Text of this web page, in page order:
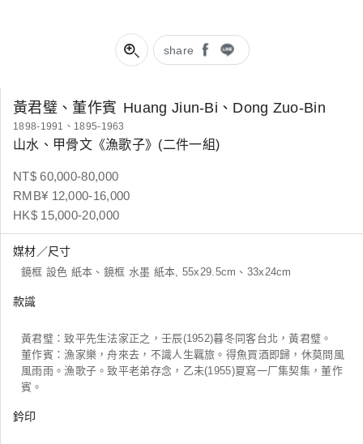
share
黃君璧、董作賓 Huang Jiun-Bi、Dong Zuo-Bin
1898-1991、1895-1963
山水、甲骨文《漁歌子》(二件一組)
NT$ 60,000-80,000
RMB¥ 12,000-16,000
HK$ 15,000-20,000
媒材／尺寸
鏡框 設色 紙本、鏡框 水墨 紙本, 55x29.5cm、33x24cm
款識
黃君璧：致平先生法家正之，壬辰(1952)暮冬同客台北，黃君璧。
董作賓：漁家樂，舟來去，不識人生羈旅。得魚買酒即歸，休莫問風
風雨雨。漁歌子。致平老弟存念，乙未(1955)夏寫一厂集契集，董作
賓。
鈐印